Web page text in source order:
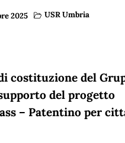
2025 USR Umbria
costituzione del
del progetto
– Patentino per